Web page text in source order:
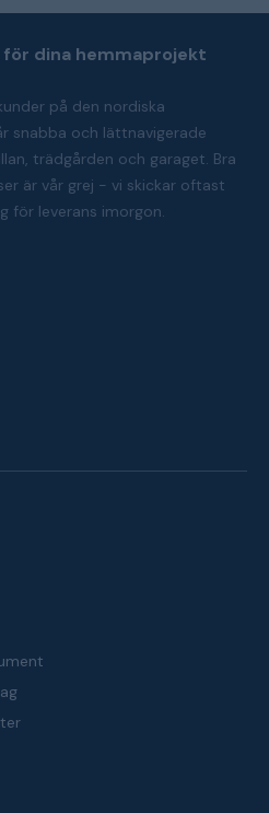
dina hemmaprojekt
på den nordiska
snabba och lättnavigerade
trädgården och garaget. Bra
är vår grej - vi skickar oftast
för leverans imorgon.